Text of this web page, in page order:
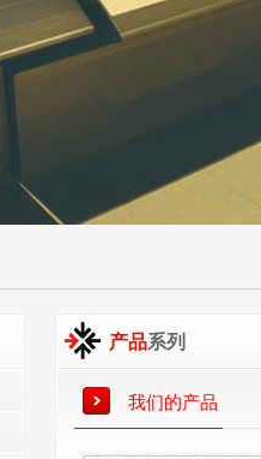
产品系列
我们的产品